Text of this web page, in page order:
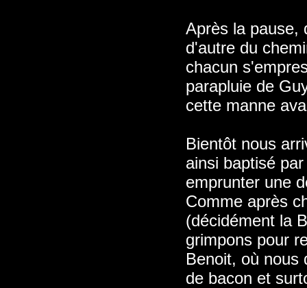
Après la pause,
d'autre du
chacun
parapluie de
cette manne
Bientôt nous
ainsi baptisé
emprunter une
Comme après
(décidément la
grimpons pour
Benoit, où nous
de bacon et